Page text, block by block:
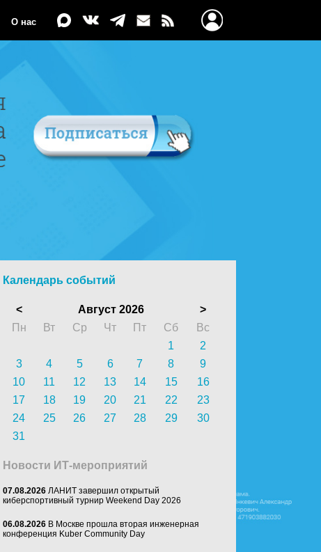
О нас
Календарь событий
< Август 2026
>
Пн
Вт Ср Чт Пт Сб
Вс
1
2
3
4 5 6 7 8
9
10
11 12 13 14 15
16
17
18 19 20 21 22
23
24
25 26 27 28 29
30
31
Новости ИТ-мероприятий
07.08.2026 ЛАНИТ завершил открытый
киберспортивный турнир Weekend Day 2026
06.08.2026 В Москве прошла вторая инженерная
конференция Kuber Community Day